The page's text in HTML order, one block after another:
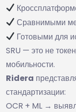
Сравнимыми
Готовыми для
SRU — это не
мобильности.
Ridera
стандартизации:
OCR + ML →